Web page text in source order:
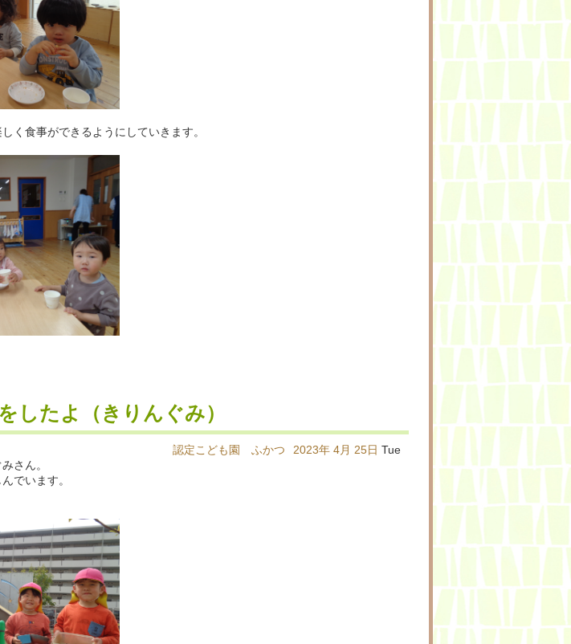
く食事ができるようにしていきます。
したよ（きりんぐみ）
2023年 4月 25日 Tue
認定こども園 ふかつ
さん。
でいます。